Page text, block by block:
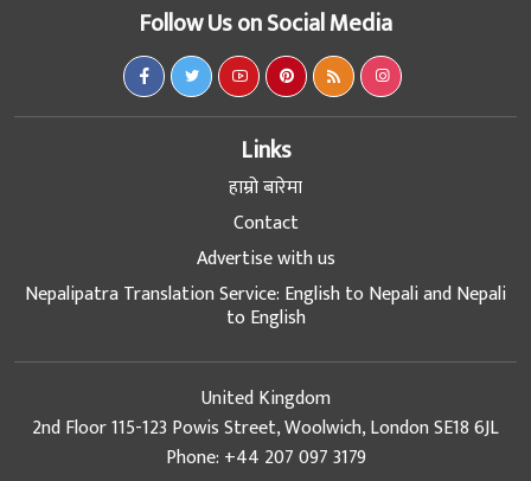
Follow Us on Social Media
Links
हाम्रो बारेमा
Contact
Advertise with us
Nepalipatra Translation Service: English to Nepali and Nepali
to English
United Kingdom
2nd Floor 115-123 Powis Street, Woolwich, London SE18 6JL
Phone: +44 207 097 3179